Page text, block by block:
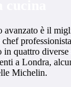
avanzato è il
in quattro
a Londra,
Michelin.